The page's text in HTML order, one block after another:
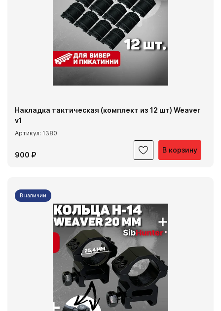
В корзину
Накладка тактическая (комплект из 12 шт) Weaver
v1
Артикул: 1380
900 ₽
В наличии